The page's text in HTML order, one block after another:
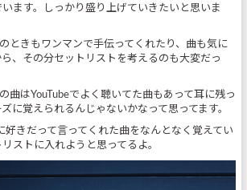
ます。しっかり盛り上げていきたいと思いま
ときもワンマンで手伝ってくれたり、曲も気に
、その分セットリストを考えるのも大変だっ
曲はYouTubeでよく聴いてた曲もあって耳に残っ
に覚えられるんじゃないかなって思ってます。
好きだって言ってくれた曲をなんとなく覚えてい
ストに入れようと思ってるよ。